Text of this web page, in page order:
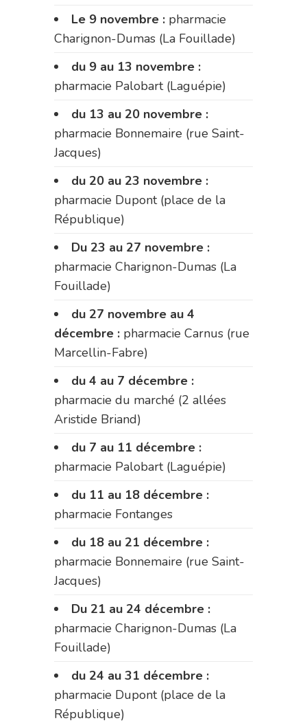
Le 9 novembre : pharmacie
Charignon-Dumas (La Fouillade)
du 9 au 13 novembre :
pharmacie Palobart (Laguépie)
du 13 au 20 novembre :
pharmacie Bonnemaire (rue Saint-
Jacques)
du 20 au 23 novembre :
pharmacie Dupont (place de la
République)
Du 23 au 27 novembre :
pharmacie Charignon-Dumas (La
Fouillade)
du 27 novembre au 4
décembre : pharmacie Carnus (rue
Marcellin-Fabre)
du 4 au 7 décembre :
pharmacie du marché (2 allées
Aristide Briand)
du 7 au 11 décembre :
pharmacie Palobart (Laguépie)
du 11 au 18 décembre :
pharmacie Fontanges
du 18 au 21 décembre :
pharmacie Bonnemaire (rue Saint-
Jacques)
Du 21 au 24 décembre :
pharmacie Charignon-Dumas (La
Fouillade)
du 24 au 31 décembre :
pharmacie Dupont (place de la
République)